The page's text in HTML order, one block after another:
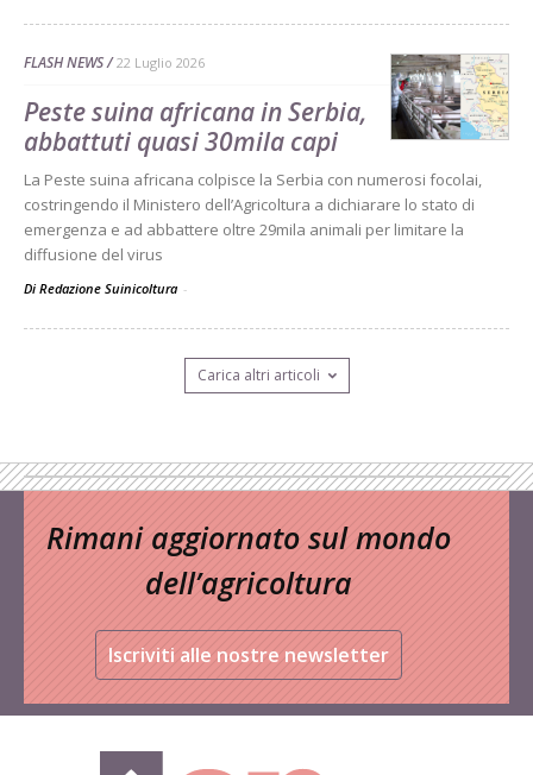
FLASH NEWS 22 Luglio 2026
Peste suina africana in Serbia,
abbattuti quasi 30mila capi
La Peste suina africana colpisce la Serbia con numerosi focolai,
costringendo il Ministero dell’Agricoltura a dichiarare lo stato di
emergenza e ad abbattere oltre 29mila animali per limitare la
diffusione del virus
Di Redazione Suinicoltura -
Carica altri articoli
Rimani aggiornato sul mondo
dell’agricoltura
Iscriviti alle nostre newsletter